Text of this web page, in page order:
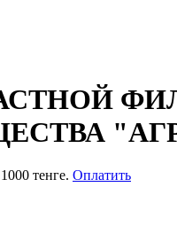
тенге. Оплатить